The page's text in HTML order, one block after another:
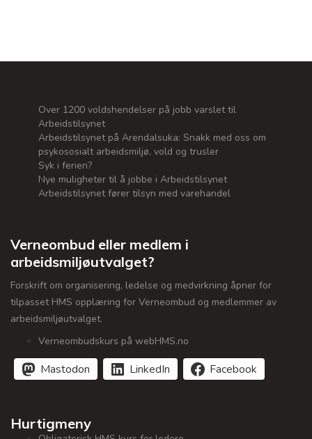
Over 1200 voldshendelser på jobb varslet til
Arbeidstilsynet
Arbeidstilsynet på Arendalsuka: Snakk med oss om
psykososialt arbeidsmiljø, vold og trusler
Syk i ferien?
Nye muligheter til å jobbe i Arbeidstilsynet
Arbeidstilsynet fører tilsyn med varehandel
Verneombud eller medlem i
arbeidsmiljøutvalget?
Forskrift om organisering, ledelse og medvirkning åpner for
tilpasset HMS opplæring for Verneombud og medlemmer av
arbeidsmiljøutvalget.
Verneombudskurs på webHMS.no
Mastodon LinkedIn Facebook
Hurtigmeny